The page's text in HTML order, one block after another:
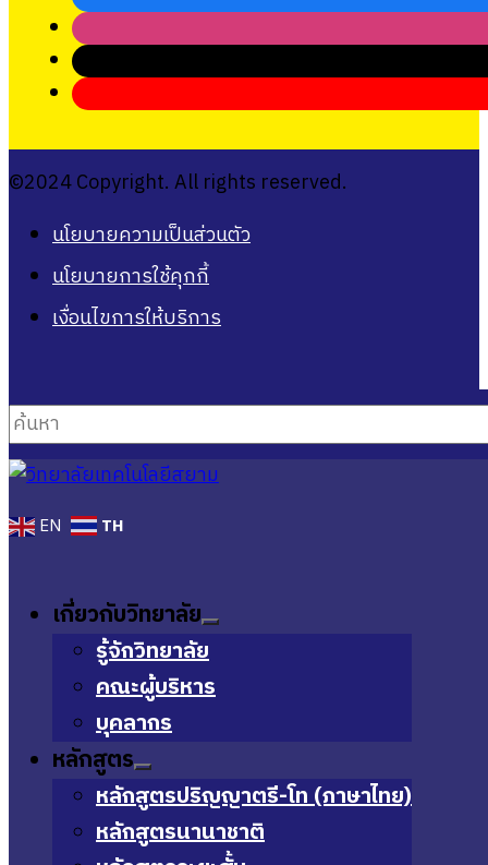
©2024 Copyright. All rights reserved.
นโยบายความเป็นส่วนตัว
นโยบายการใช้คุกกี้
เงื่อนไขการให้บริการ
ค้นหา
EN TH
เกี่ยวกับวิทยาลัย
รู้จักวิทยาลัย
คณะผู้บริหาร
บุคลากร
หลักสูตร
หลักสูตรปริญญาตรี-โท (ภาษาไทย)
หลักสูตรนานาชาติ